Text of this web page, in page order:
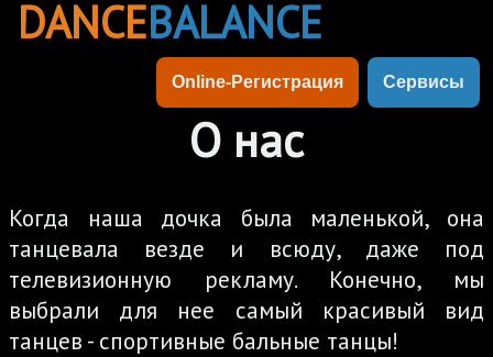
DANCEBALANCE
Online-Регистрация Сервисы
О нас
Когда наша дочка была маленькой, она
танцевала везде и всюду, даже под
телевизионную рекламу. Конечно, мы
выбрали для нее самый красивый вид
танцев - спортивные бальные танцы!